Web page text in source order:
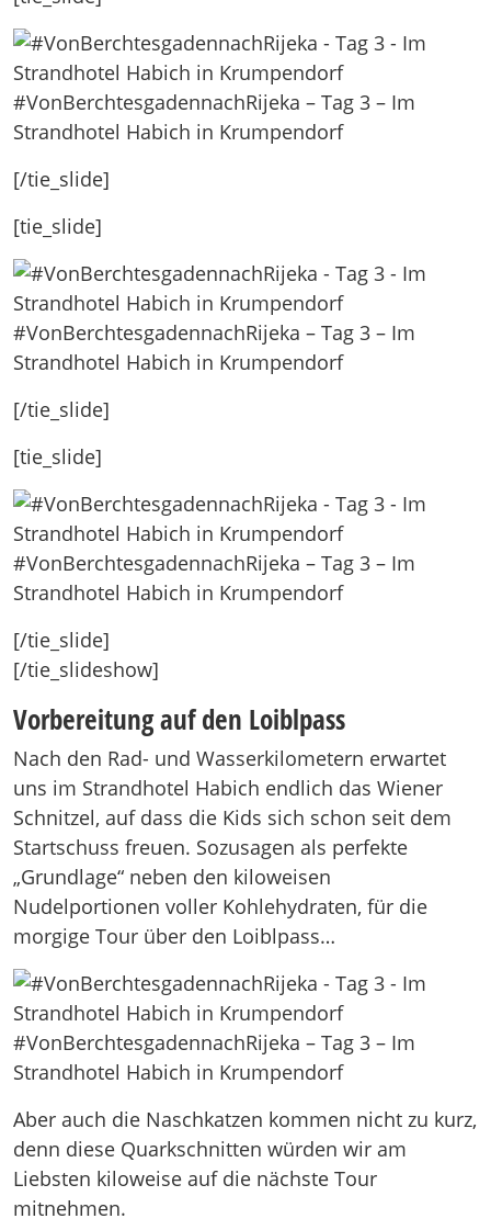
#VonBerchtesgadennachRijeka – Tag 3 – Im
Strandhotel Habich in Krumpendorf
[/tie_slide]
[tie_slide]
#VonBerchtesgadennachRijeka – Tag 3 – Im
Strandhotel Habich in Krumpendorf
[/tie_slide]
[tie_slide]
#VonBerchtesgadennachRijeka – Tag 3 – Im
Strandhotel Habich in Krumpendorf
[/tie_slide]
[/tie_slideshow]
Vorbereitung auf den Loiblpass
Nach den Rad- und Wasserkilometern erwartet
uns im Strandhotel Habich endlich das Wiener
Schnitzel, auf dass die Kids sich schon seit dem
Startschuss freuen. Sozusagen als perfekte
„Grundlage“ neben den kiloweisen
Nudelportionen voller Kohlehydraten, für die
morgige Tour über den Loiblpass…
#VonBerchtesgadennachRijeka – Tag 3 – Im
Strandhotel Habich in Krumpendorf
Aber auch die Naschkatzen kommen nicht zu kurz,
denn diese Quarkschnitten würden wir am
Liebsten kiloweise auf die nächste Tour
mitnehmen.